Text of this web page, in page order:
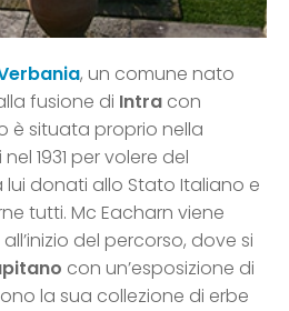
, un comune nato
fusione di Intra con
è situata proprio nella
1931 per volere del
donati allo Stato Italiano e
tutti. Mc Eacharn viene
del percorso, dove si
con un’esposizione di
la sua collezione di erbe